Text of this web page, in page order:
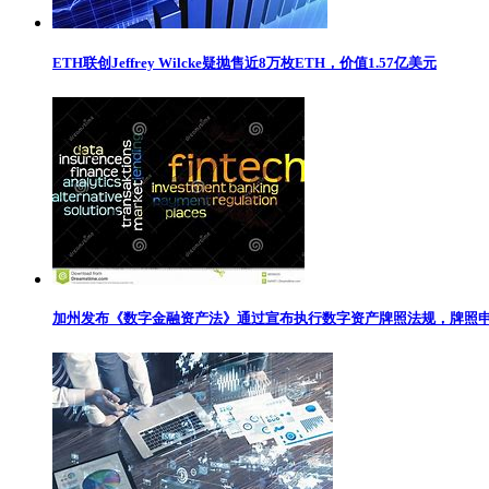
ETH联创Jeffrey Wilcke疑抛售近8万枚ETH，价值1.57亿美元
加州发布《数字金融资产法》通过宣布执行数字资产牌照法规，牌照